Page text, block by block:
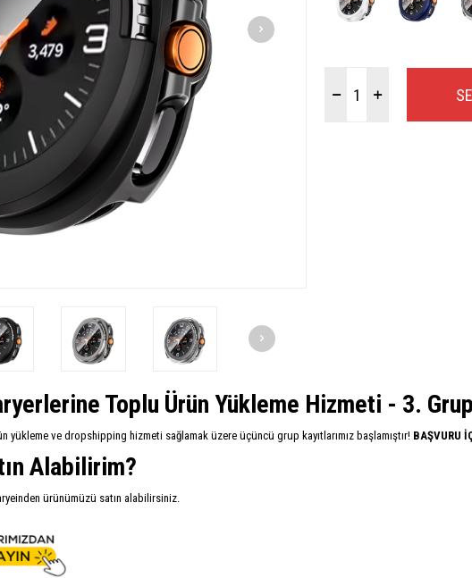
Toplu Ürün Yükleme Hizmeti - 3. Grup
yükleme ve dropshipping hizmeti sağlamak üzere üçüncü grup kayıtlarımız başlamıştır! BAŞVURU
Alabilirim?
ürünümüzü satın alabilirsiniz.